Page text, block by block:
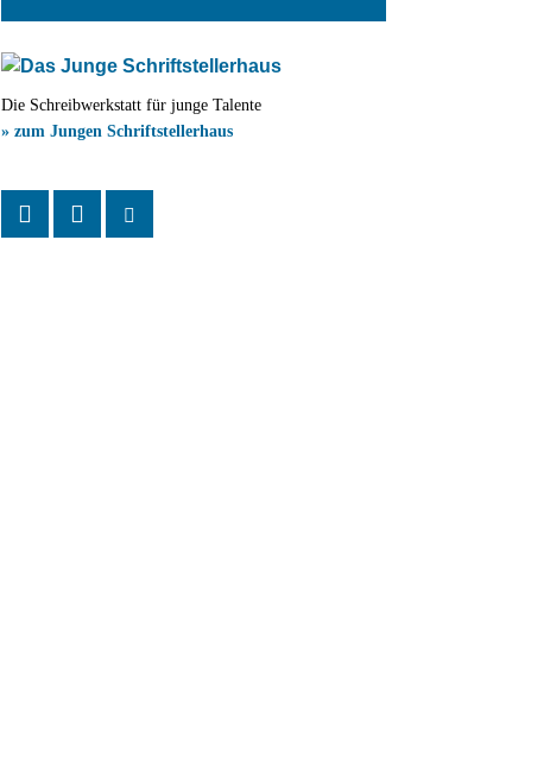
Die Schreibwerkstatt für junge Talente
» zum Jungen Schriftstellerhaus